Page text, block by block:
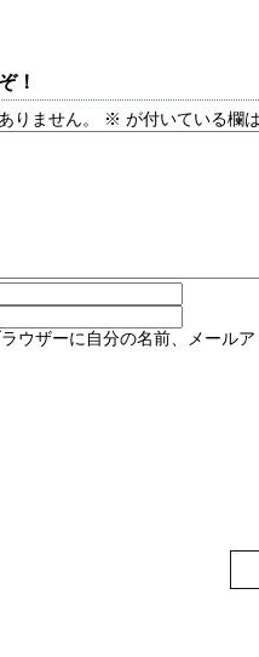
！
りません。 ※ が付いている欄
ウザーに自分の名前、メールア